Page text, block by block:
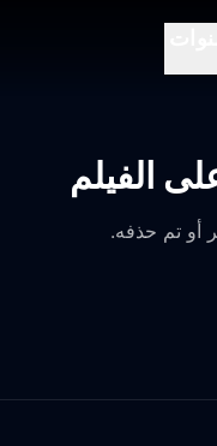
الفيلم
أو تم حذفه.